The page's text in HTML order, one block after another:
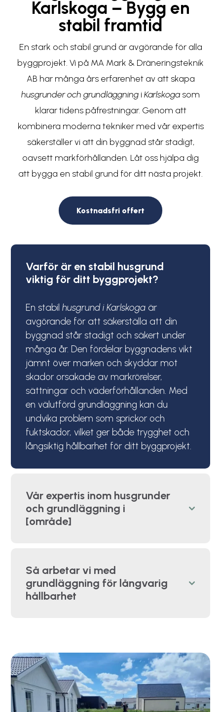
Karlskoga – Bygg en
stabil framtid
En stark och stabil grund är avgörande för alla
byggprojekt. Vi på MA Mark & Dräneringsteknik
AB har många års erfarenhet av att skapa
husgrunder och grundläggning i Karlskoga som
klarar tidens påfrestningar. Genom att
kombinera moderna tekniker med vår expertis
säkerställer vi att din byggnad står stadigt,
oavsett markförhållanden. Låt oss hjälpa dig
att bygga en stabil grund för ditt nästa projekt.
Kostnadsfri offert
Varför är en stabil husgrund
viktig för ditt byggprojekt?
En stabilhusgrund i Karlskoga är
avgörande för att säkerställa att din
byggnad står stadigt och säkert under
många år. Den fördelar byggnadens vikt
jämnt över marken och skyddar mot
skador orsakade av markrörelser,
sättningar och väderförhållanden. Med
en välutförd grundläggning kan du
undvika problem som sprickor och
fuktskador, vilket ger både trygghet och
långsiktig hållbarhet för ditt byggprojekt.
Vår expertis inom husgrunder
och grundläggning i
[område]
Så arbetar vi med
grundläggning för långvarig
hållbarhet